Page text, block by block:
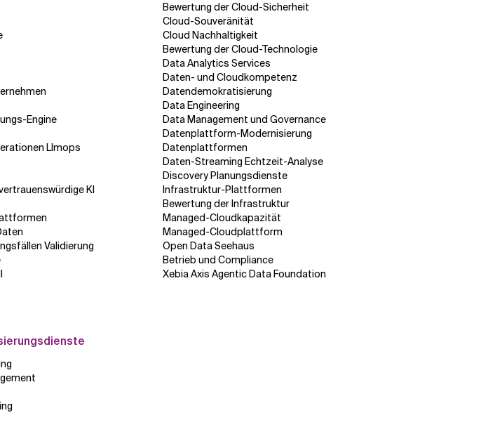
Engine
Llmops
KI
Validierung
Bewertung der Cloud-Sicherheit
Cloud-Souveränität
Cloud Nachhaltigkeit
Bewertung der Cloud-Technologie
Data Analytics Services
Daten- und Cloudkompetenz
Datendemokratisierung
Data Engineering
Data Management und Governance
Datenplattform-Modernisierung
Datenplattformen
Daten-Streaming Echtzeit-Analyse
Discovery Planungsdienste
Infrastruktur-Plattformen
Bewertung der Infrastruktur
Managed-Cloudkapazität
Managed-Cloudplattform
Open Data Seehaus
Betrieb und Compliance
Xebia Axis Agentic Data Foundation